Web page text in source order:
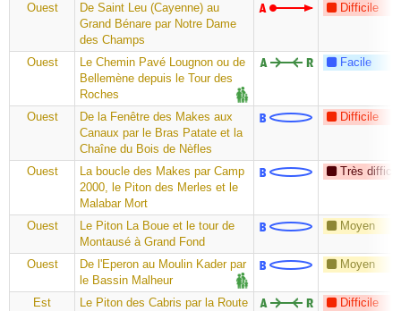
Ouest
De Saint Leu (Cayenne) au
Grand Bénare par Notre Dame
des Champs
Difficile
Ouest
Le Chemin Pavé Lougnon ou de
Bellemène depuis le Tour des
Roches
Facile
Ouest
De la Fenêtre des Makes aux
Canaux par le Bras Patate et la
Chaîne du Bois de Nèfles
Difficile
Ouest
La boucle des Makes par Camp
2000, le Piton des Merles et le
Malabar Mort
Très
Ouest
Le Piton La Boue et le tour de
Montausé à Grand Fond
Moyen
Ouest
De l'Eperon au Moulin Kader par
le Bassin Malheur
Moyen
Est
Le Piton des Cabris par la Route
Difficile